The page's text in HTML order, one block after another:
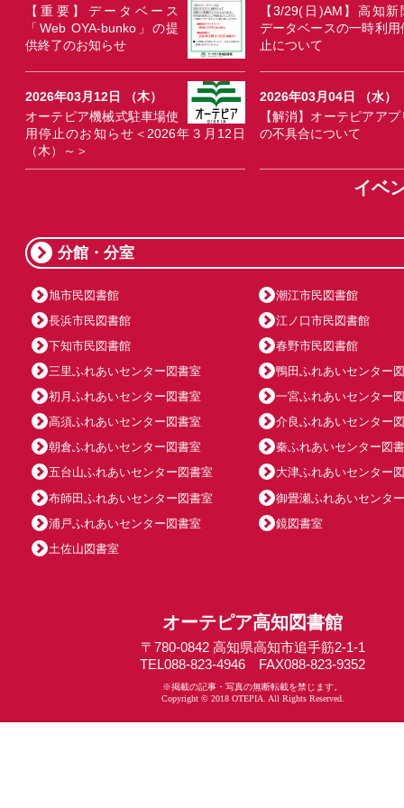
【重要】データベース
「Web OYA-bunko」の提
供終了のお知らせ
【3/29(日)AM】高知新
データベースの一時利用
止について
2026年03月12日 （木）
オーテピア機械式駐車場使
用停止のお知らせ＜2026年３月12日
（木）～＞
2026年03月04日 （水）
【解消】オーテピアアプ
の不具合について
イベ
分館・分室
旭市民図書館
潮江市民図書館
長浜市民図書館
江ノ口市民図書館
下知市民図書館
春野市民図書館
三里ふれあいセンター図書室
鴨田ふれあいセンター
初月ふれあいセンター図書室
一宮ふれあいセンター
高須ふれあいセンター図書室
介良ふれあいセンター
朝倉ふれあいセンター図書室
秦ふれあいセンター図
五台山ふれあいセンター図書室
大津ふれあいセンター
布師田ふれあいセンター図書室
御畳瀬ふれあいセンタ
浦戸ふれあいセンター図書室
鏡図書室
土佐山図書室
オーテピア高知図書館
〒780-0842 高知県高知市追手筋2-1-1
TEL088-823-4946 FAX088-823-9352
※掲載の記事・写真の無断転載を禁じます。
Copyright © 2018 OTEPIA. All Rights Reserved.